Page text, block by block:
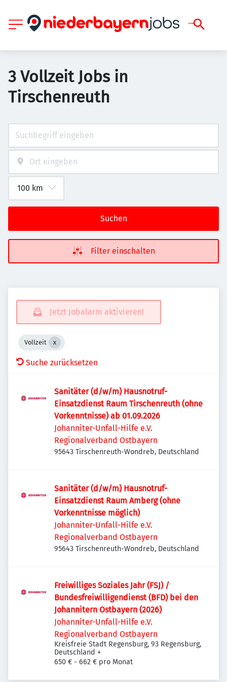
3 Vollzeit Jobs in
Tirschenreuth
Suchen
Filter einschalten
Jetzt Jobalarm aktivieren!
Vollzeit
Suche zurücksetzen
Sanitäter (d/w/m) Hausnotruf-
Einsatzdienst Raum Tirschenreuth (ohne
Vorkenntnisse) ab 01.09.2026
Johanniter-Unfall-Hilfe e.V.
Regionalverband Ostbayern
95643 Tirschenreuth-Wondreb, Deutschland
Sanitäter (d/w/m) Hausnotruf-
Einsatzdienst Raum Amberg (ohne
Vorkenntnisse möglich)
Johanniter-Unfall-Hilfe e.V.
Regionalverband Ostbayern
95643 Tirschenreuth-Wondreb, Deutschland
Freiwilliges Soziales Jahr (FSJ) /
Bundesfreiwilligendienst (BFD) bei den
Johannitern Ostbayern (2026)
Johanniter-Unfall-Hilfe e.V.
Regionalverband Ostbayern
Kreisfreie Stadt Regensburg, 93 Regensburg,
Deutschland +
650 € - 662 € pro Monat